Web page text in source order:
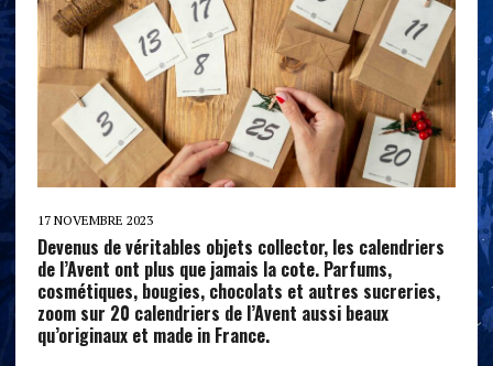
17 NOVEMBRE 2023
Devenus de véritables objets collector, les calendriers
de l’Avent ont plus que jamais la cote. Parfums,
cosmétiques, bougies, chocolats et autres sucreries,
zoom sur 20 calendriers de l’Avent aussi beaux
qu’originaux et made in France.